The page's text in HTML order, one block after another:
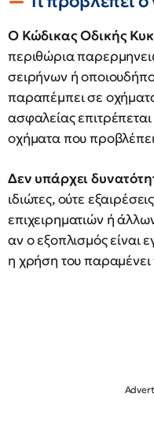
Ο Κώδικας Οδικής
περιθώρια
σειρήνων ή
παραπέμπει σε
ασφαλείας
οχήματα που
Δεν υπάρχει
ιδιώτες, ούτε
επιχειρηματιών ή
αν ο εξοπλισμός είναι
η χρήση του